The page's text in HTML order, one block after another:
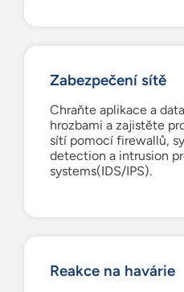
Zabezpečení sítě
Chraňte aplikace a
hrozbami a zajistěte
sítí pomocí firewallů,
detection a intrusion
systems(IDS/IPS).
Reakce na havárie